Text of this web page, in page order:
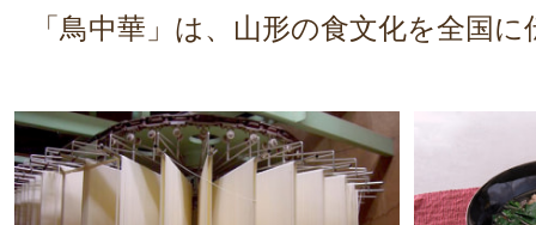
「鳥中華」は、山形の食文化を全国